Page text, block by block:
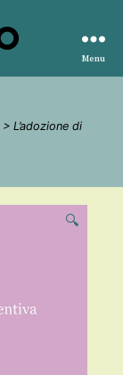
Menu
> L’adozione di
🔍